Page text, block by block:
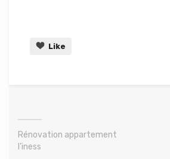
Like
Rénovation appartement
l’iness